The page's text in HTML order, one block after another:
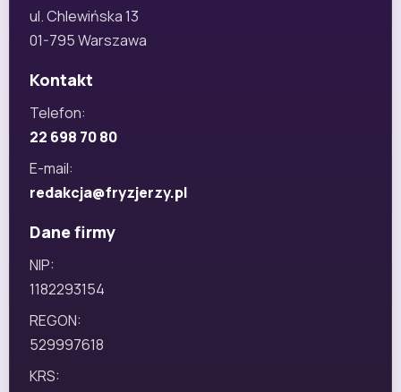
ul. Chlewińska 13
01-795 Warszawa
Kontakt
Telefon:
22 698 70 80
E-mail:
redakcja@fryzjerzy.pl
Dane firmy
NIP:
1182293154
REGON:
529997618
KRS: